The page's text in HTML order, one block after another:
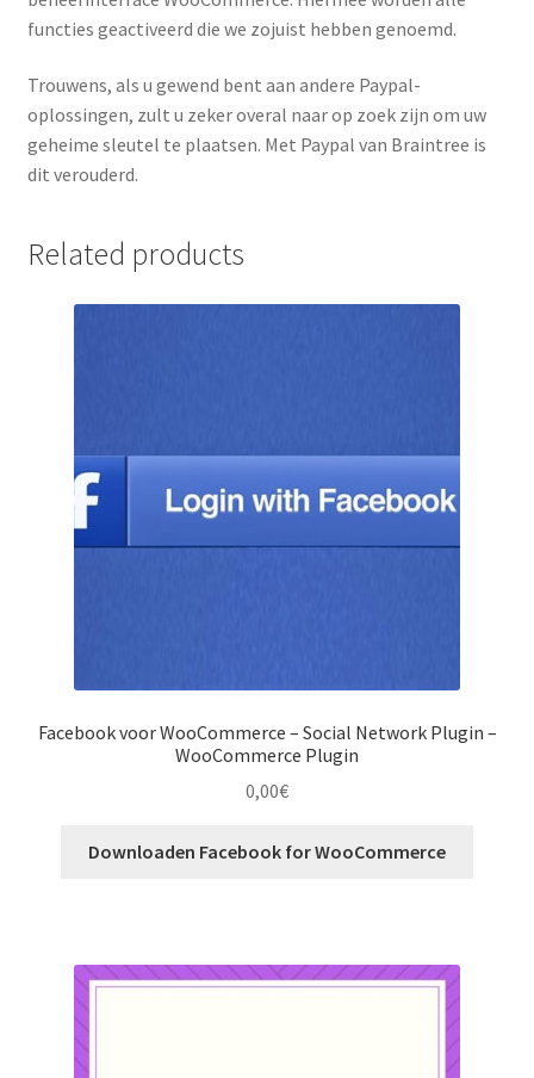
functies geactiveerd die we zojuist hebben genoemd.
Trouwens, als u gewend bent aan andere Paypal-
oplossingen, zult u zeker overal naar op zoek zijn om uw
geheime sleutel te plaatsen. Met Paypal van Braintree is
dit verouderd.
Related products
Facebook voor WooCommerce – Social Network Plugin –
WooCommerce Plugin
0,00€
Downloaden Facebook for WooCommerce